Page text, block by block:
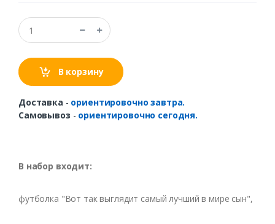
В корзину
Доставка - ориентировочно завтра.
Самовывоз - ориентировочно сегодня.
В набор входит:
футболка "Вот так выглядит самый лучший в мире сын",